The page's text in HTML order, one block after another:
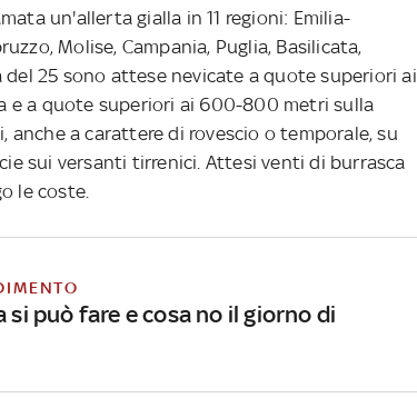
un'allerta gialla in 11 regioni: Emilia-
Molise, Campania, Puglia, Basilicata,
del 25 sono attese nevicate a quote superiori ai
e a quote superiori ai 600-800 metri sulla
anche a carattere di rovescio o temporale, su
sui versanti tirrenici. Attesi venti di burrasca
le coste.
si può fare e cosa no il giorno di